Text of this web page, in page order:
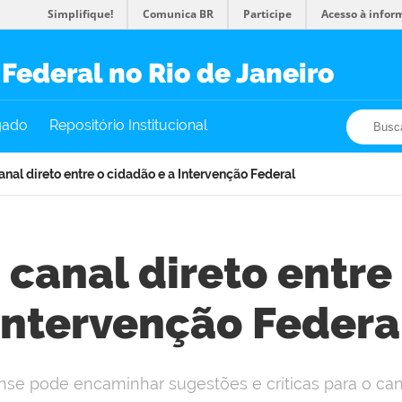
Simplifique! Comunica BR Participe Acesso à
no Rio de Janeiro
Repositório Institucional
direto entre o cidadão e a Intervenção Federal
direto entre
pode encaminhar sugestões e críticas para o